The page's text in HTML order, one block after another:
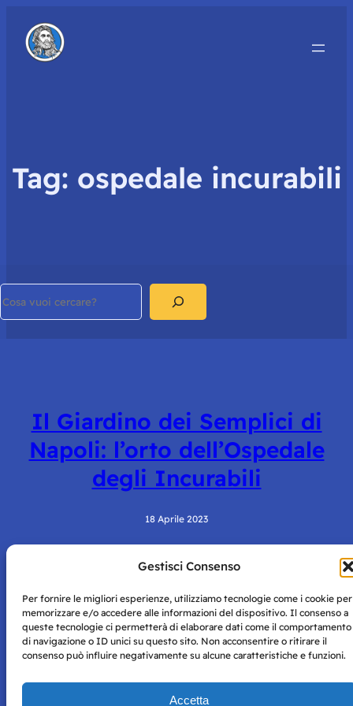
Gestisci Consenso
Per fornire le migliori esperienze, utilizziamo tecnologie come i cookie per
memorizzare e/o accedere alle informazioni del dispositivo. Il consenso a
queste tecnologie ci permetterà di elaborare dati come il comportamento
di navigazione o ID unici su questo sito. Non acconsentire o ritirare il
consenso può influire negativamente su alcune caratteristiche e funzioni.
Accetta
Tag: ospedale incurabili
Il Giardino dei Semplici di
Napoli: l’orto dell’Ospedale
degli Incurabili
18 Aprile 2023
Napoli con autorizzazione numero 38 del 25/9/2019.
Tutte le immagini e i contenuti su questo sito sono forniti